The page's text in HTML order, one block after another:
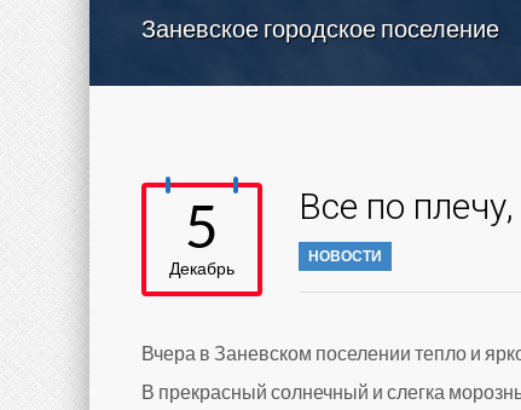
Заневское городское поселение
5
Декабрь
Все по
НОВОСТИ
Вчера в Заневском поселении тепло и
В прекрасный солнечный и слегка